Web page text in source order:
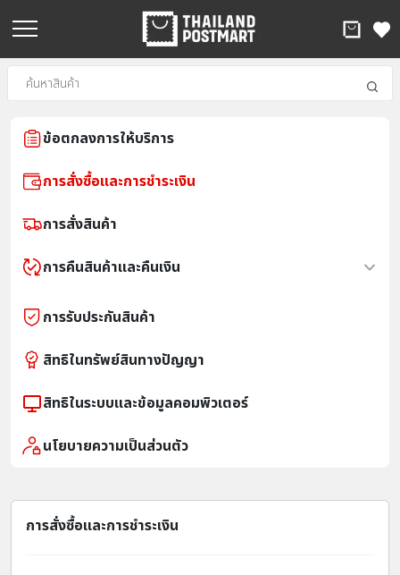
ข้อตกลงการให้บริการ
การสั่งซื้อและการชำระเงิน
การสั่งสินค้า
การคืนสินค้าและคืนเงิน
การรับประกันสินค้า
สิทธิในทรัพย์สินทางปัญญา
สิทธิในระบบและข้อมูลคอมพิวเตอร์
นโยบายความเป็นส่วนตัว
การสั่งซื้อและการชำระเงิน